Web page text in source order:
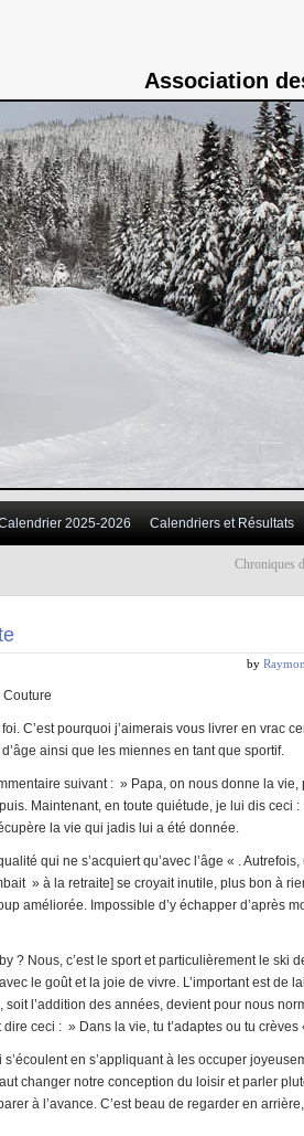
Association
2025-2026 Calendriers et Résultats
Chroniques
by
Couture
C’est pourquoi j’aimerais vous livrer en vrac
ainsi que les miennes en tant que sportif.
suivant : » Papa, on nous donne la vie,
Maintenant, en toute quiétude, je lui dis ceci :
la vie qui jadis lui a été donnée.
qui ne s’acquiert qu’avec l’âge « . Autrefois,
» à la retraite] se croyait inutile, plus bon à
améliorée. Impossible d’y échapper d’après
? Nous, c’est le sport et particulièrement le ski
le goût et la joie de vivre. L’important est de
l’addition des années, devient pour nous
ceci : » Dans la vie, tu t’adaptes ou tu crèves
en s’appliquant à les occuper
changer notre conception du loisir et parler
à l’avance. C’est beau de regarder en